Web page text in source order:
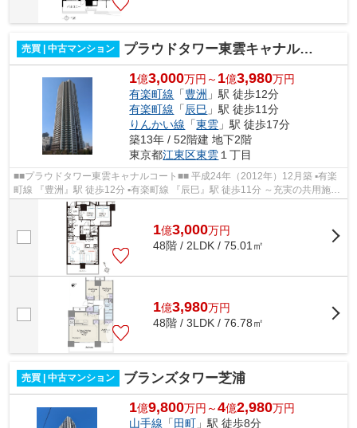
売買 | 中古マンション プラウドタワー東雲キャナルコート
1億3,000万円～ 1億3,980万円
有楽町線 「豊洲 」駅 徒歩12分
有楽町線 「辰巳 」駅 徒歩11分
りんかい線 「東雲 」駅 徒歩17分
築13年 / 52階建 地下2階
東京都江東区東雲 １丁目
■■プラウドタワー東雲キャナルコート■■ 平成24年（2012年）12月築 ▪有楽
町線 『豊洲』駅 徒歩12分 ▪有楽町線 『辰巳』駅 徒歩11分 ～充実の共用施設
～ カフェラウンジ・フィットネ...
1億3,000万円
48階 / 2LDK / 75.01㎡
1億3,980万円
48階 / 3LDK / 76.78㎡
売買 | 中古マンション ブランズタワー芝浦
1億9,800万円～4億2,980万円
山手線 「 田町 」駅 徒歩8分